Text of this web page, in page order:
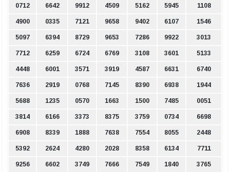
0712 6642 9912 4509 5162 5945 1108
4900 0335 7121 9658 9402 6107 1546
5097 6394 8729 9653 7286 9922 3013
7712 6259 6724 6769 3108 3601 5133
4448 6001 3571 3919 4587 6631 6740
7636 2919 0768 7145 8390 6938 1944
5688 1235 0570 1663 1500 7485 0051
3814 6166 3373 8375 3759 0734 6698
6908 8339 1888 7638 7554 8055 2448
5392 2624 4280 2028 8358 6134 7711
9256 6602 3749 7666 7549 1840 3765